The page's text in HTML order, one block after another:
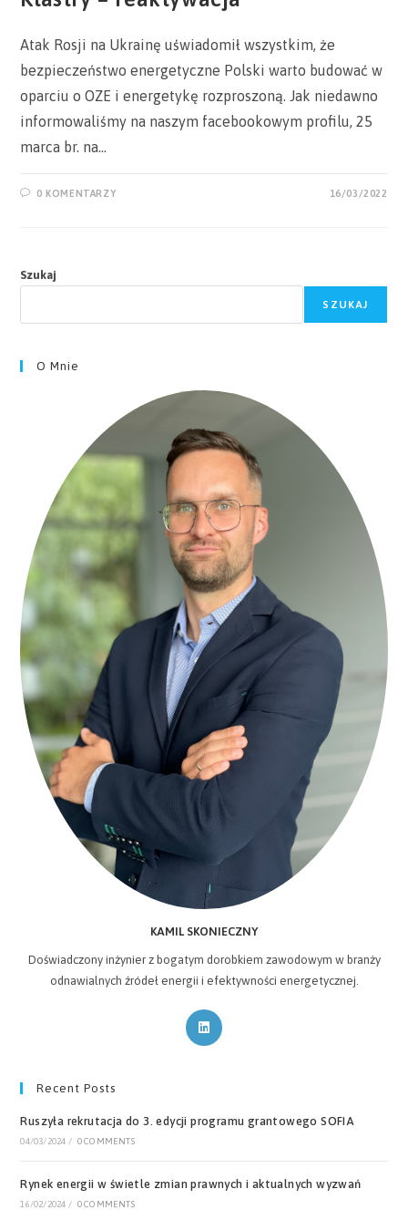
Atak Rosji na Ukrainę uświadomił wszystkim, że
bezpieczeństwo energetyczne Polski warto budować w
oparciu o OZE i energetykę rozproszoną. Jak niedawno
informowaliśmy na naszym facebookowym profilu, 25
marca br. na…
0 KOMENTARZY 16/03/2022
Szukaj
SZUKAJ
O Mnie
KAMIL SKONIECZNY
Doświadczony inżynier z bogatym dorobkiem zawodowym w branży
odnawialnych źródeł energii i efektywności energetycznej.
Opens
Recent Posts
Ruszyła rekrutacja do 3. edycji programu grantowego SOFIA
04/03/2024 / 0 COMMENTS
Rynek energii w świetle zmian prawnych i aktualnych wyzwań
16/02/2024 / 0 COMMENTS